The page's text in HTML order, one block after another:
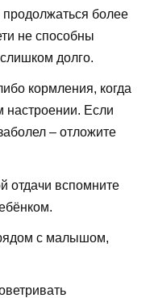
более
не способны
долго.
кормления, когда
настроении. Если
– отложите
отдачи вспомните
с малышом,